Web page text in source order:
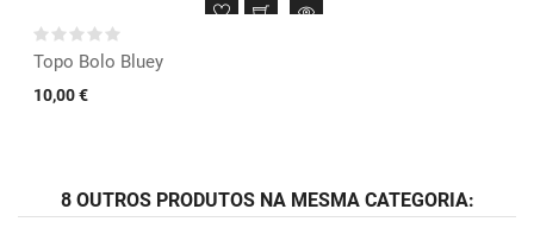
Topo Bolo Bluey
10,00 €
8 OUTROS PRODUTOS NA MESMA CATEGORIA: